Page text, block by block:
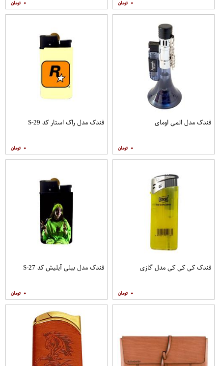
۰ ۰
فندک مدل اتمی اومای
۰
فندک مدل راک استار کد S-29
۰
فندک کی کی کی مدل گازی
۰
فندک مدل بیلی آیلیش کد S-27
۰